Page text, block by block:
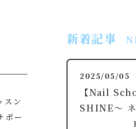
NEWS
ン
ポー
新着記事
2025/05/05
【Nail
SHINE～